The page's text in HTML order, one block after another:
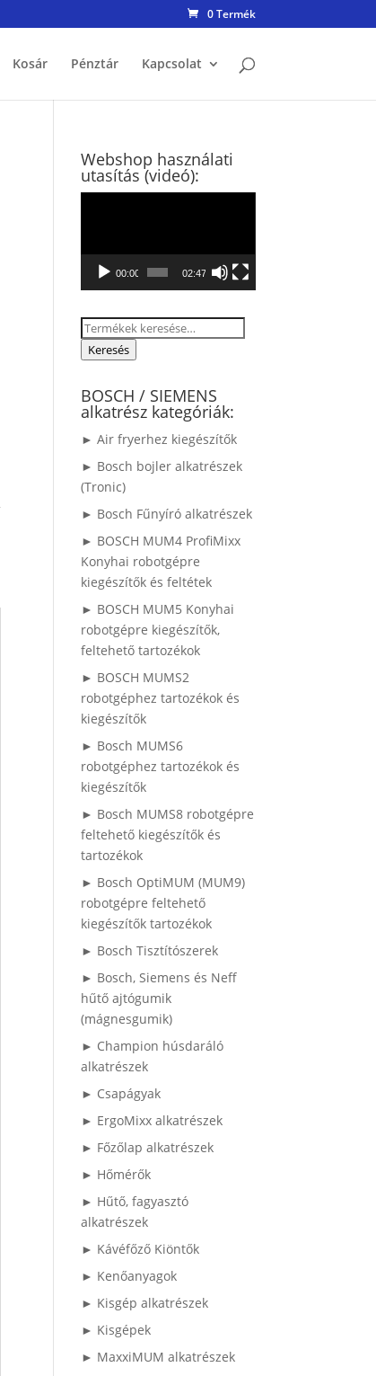
0 Termék
Kosár Pénztár Kapcsolat
Webshop használati
utasítás (videó):
00:00 02:47
Keresés
Keresés
BOSCH / SIEMENS
alkatrész kategóriák:
► Air fryerhez kiegészítők
► Bosch bojler alkatrészek
(Tronic)
► Bosch Fűnyíró alkatrészek
► BOSCH MUM4 ProfiMixx
Konyhai robotgépre
kiegészítők és feltétek
► BOSCH MUM5 Konyhai
robotgépre kiegészítők,
feltehető tartozékok
► BOSCH MUMS2
robotgéphez tartozékok és
kiegészítők
► Bosch MUMS6
robotgéphez tartozékok és
kiegészítők
► Bosch MUMS8 robotgépre
feltehető kiegészítők és
tartozékok
► Bosch OptiMUM (MUM9)
robotgépre feltehető
kiegészítők tartozékok
► Bosch Tisztítószerek
► Bosch, Siemens és Neff
hűtő ajtógumik
(mágnesgumik)
► Champion húsdaráló
alkatrészek
► Csapágyak
► ErgoMixx alkatrészek
► Főzőlap alkatrészek
► Hőmérők
► Hűtő, fagyasztó
alkatrészek
► Kávéfőző Kiöntők
► Kenőanyagok
► Kisgép alkatrészek
► Kisgépek
► MaxxiMUM alkatrészek